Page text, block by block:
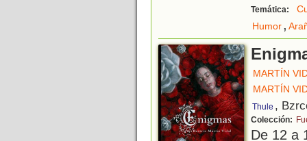
Temática:
Humor,
MARTÍN
MARTÍN
Thule ,
Colección:
De 12 a